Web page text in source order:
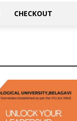
CHECKOUT